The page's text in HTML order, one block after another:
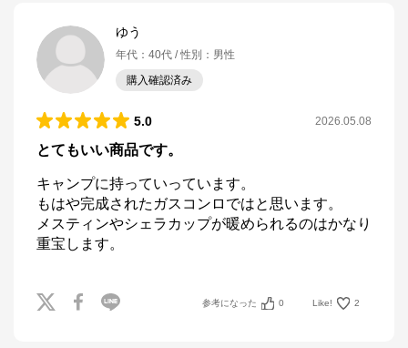
ゆう
年代 ： 40代 性別 ： 男性
購入確認済み
5.0 2026.05.08
とてもいい商品です。
キャンプに持っていっています。
もはや完成されたガスコンロではと思います。
メスティンやシェラカップが暖められるのはかなり
重宝します。
参考になった 0 Like! 2